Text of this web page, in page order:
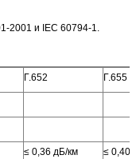
2001 и IEC 60794-1.
Г.652 Г.655
≤ 0,36 дБ/км ≤ 0,40